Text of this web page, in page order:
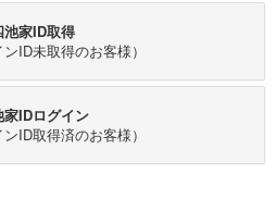
池家ID取得
ンID未取得のお客様）
家IDログイン
ンID取得済のお客様）